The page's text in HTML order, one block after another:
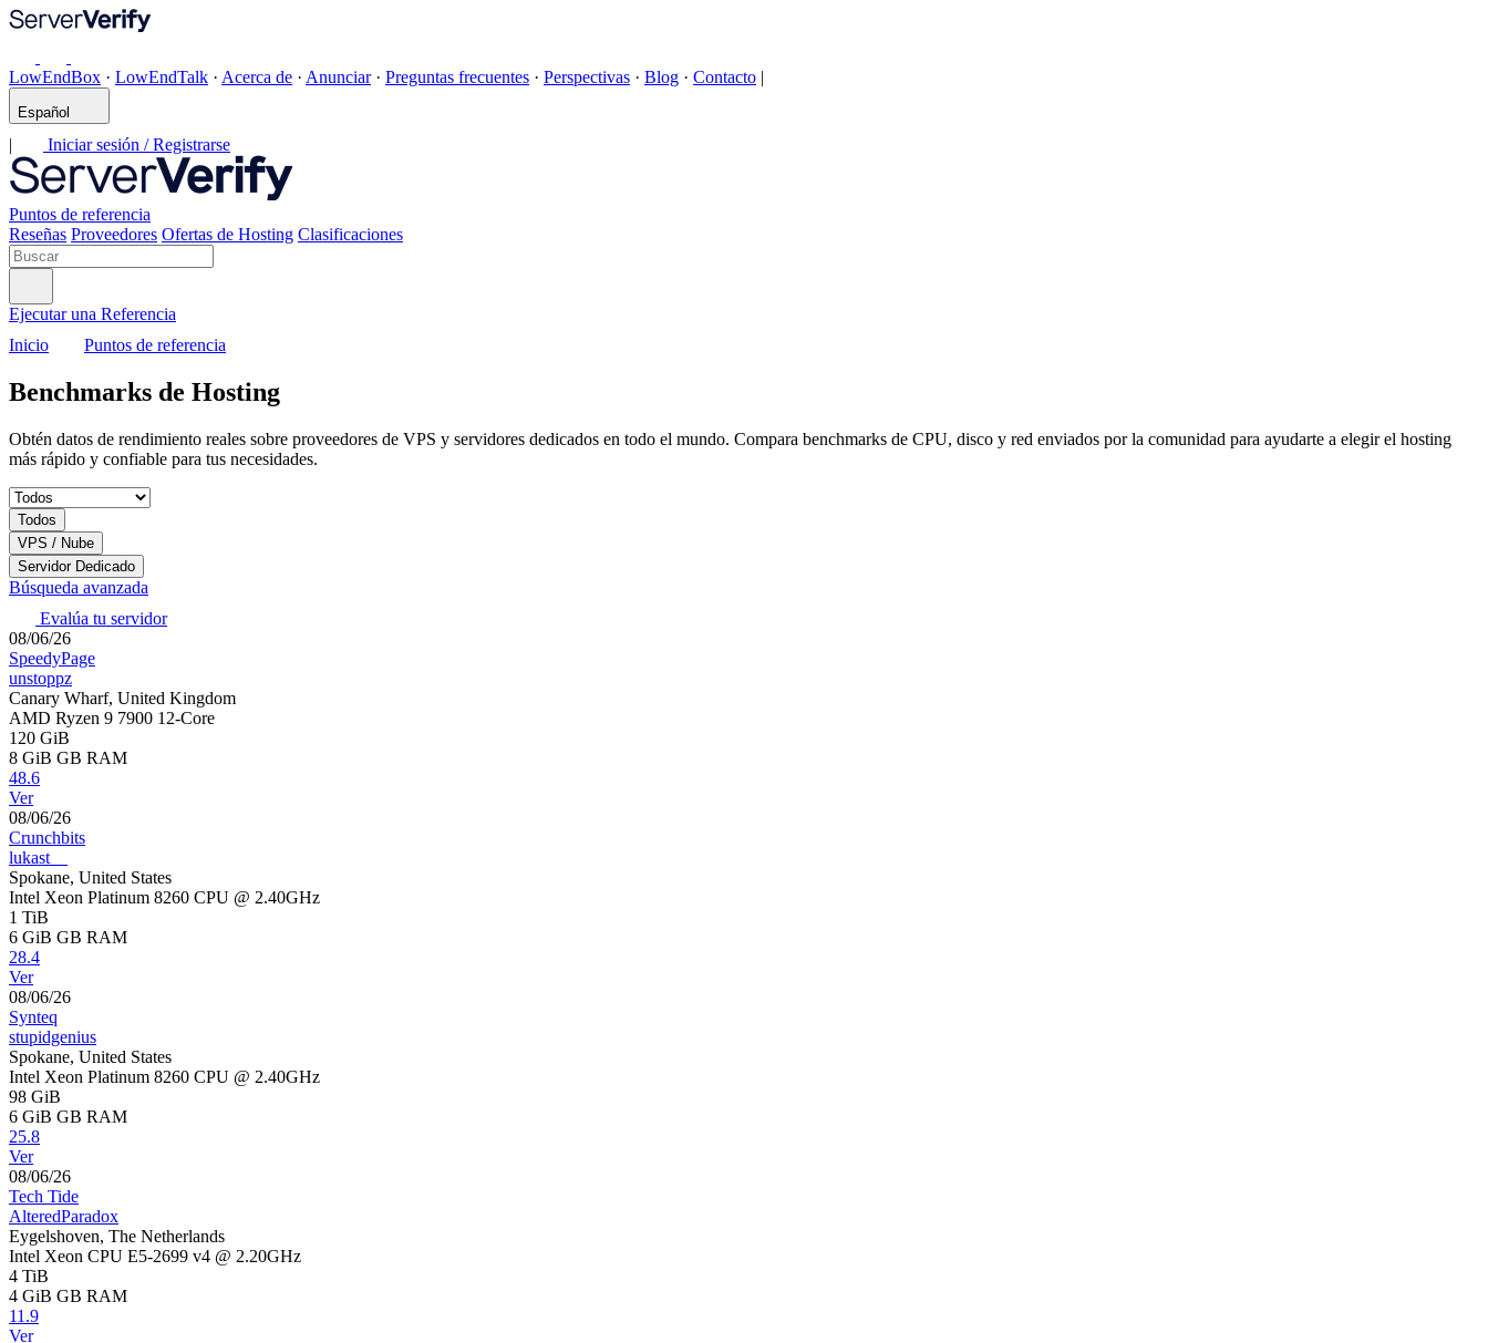
LowEndBox · LowEndTalk · Acerca de · Anunciar · Preguntas frecuentes · Perspectivas · Blog · Contacto |
Español
| Iniciar sesión / Registrarse
Puntos de referencia
Reseñas Proveedores Ofertas de Hosting Clasificaciones
Ejecutar una Referencia
Inicio
Puntos de referencia
Benchmarks de Hosting
Obtén datos de rendimiento reales sobre proveedores de VPS y servidores dedicados en todo el mundo. Compara benchmarks de CPU, disco y red enviados por la comunidad para ayudarte a elegir el hosting
más rápido y confiable para tus necesidades.
Todos
VPS / Nube
Servidor Dedicado
Búsqueda avanzada
Evalúa tu servidor
08/06/26
SpeedyPage
unstoppz
Canary Wharf, United Kingdom
AMD Ryzen 9 7900 12-Core
120 GiB
8 GiB GB RAM
48.6
Ver
08/06/26
Crunchbits
lukast__
Spokane, United States
Intel Xeon Platinum 8260 CPU @ 2.40GHz
1 TiB
6 GiB GB RAM
28.4
Ver
08/06/26
Synteq
stupidgenius
Spokane, United States
Intel Xeon Platinum 8260 CPU @ 2.40GHz
98 GiB
6 GiB GB RAM
25.8
Ver
08/06/26
Tech Tide
AlteredParadox
Eygelshoven, The Netherlands
Intel Xeon CPU E5-2699 v4 @ 2.20GHz
4 TiB
4 GiB GB RAM
11.9
Ver